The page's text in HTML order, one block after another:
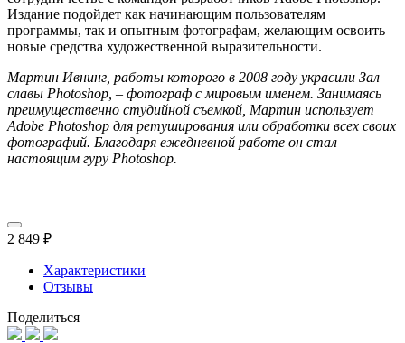
Издание подойдет как начинающим пользователям
программы, так и опытным фотографам, желающим освоить
новые средства художественной выразительности.
Мартин Ивнинг, работы которого в 2008 году украсили Зал
славы Photoshop, – фотограф с мировым именем. Занимаясь
преимущественно студийной съемкой, Мартин использует
Adobe Photoshop для ретуширования или обработки всех своих
фотографий. Благодаря ежедневной работе он стал
настоящим гуру Photoshop.
2 849 ₽
Характеристики
Отзывы
Поделиться